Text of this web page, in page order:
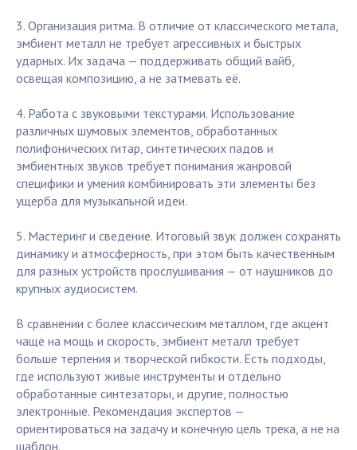
3. Организация ритма. В отличие от классического метала,
эмбиент металл не требует агрессивных и быстрых
ударных. Их задача — поддерживать общий вайб,
освещая композицию, а не затмевать её.
4. Работа с звуковыми текстурами. Использование
различных шумовых элементов, обработанных
полифонических гитар, синтетических падов и
эмбиентных звуков требует понимания жанровой
специфики и умения комбинировать эти элементы без
ущерба для музыкальной идеи.
5. Мастеринг и сведение. Итоговый звук должен сохранять
динамику и атмосферность, при этом быть качественным
для разных устройств прослушивания — от наушников до
крупных аудиосистем.
В сравнении с более классическим металлом, где акцент
чаще на мощь и скорость, эмбиент металл требует
больше терпения и творческой гибкости. Есть подходы,
где используют живые инструменты и отдельно
обработанные синтезаторы, и другие, полностью
электронные. Рекомендация экспертов —
ориентироваться на задачу и конечную цель трека, а не на
шаблон.